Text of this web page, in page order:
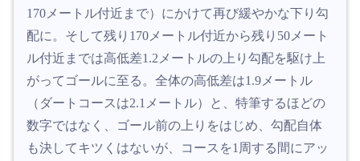
170メートル付近まで）にかけて再び緩やかな下り勾
配に。そして残り170メートル付近から残り50メート
ル付近までは高低差1.2メートルの上り勾配を駆け上
がってゴールに至る。全体の高低差は1.9メートル
（ダートコースは2.1メートル）と、特筆するほどの
数字ではなく、ゴール前の上りをはじめ、勾配自体
も決してキツくはないが、コースを1周する間にアッ